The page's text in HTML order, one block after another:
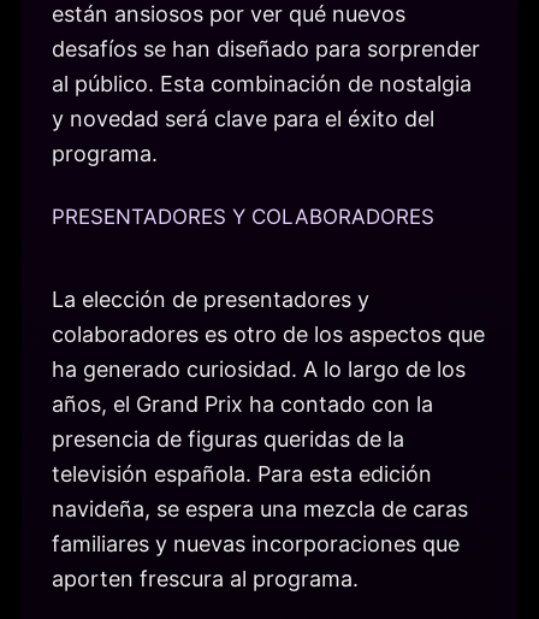
están ansiosos por ver qué nuevos
desafíos se han diseñado para sorprender
al público. Esta combinación de nostalgia
y novedad será clave para el éxito del
programa.
PRESENTADORES Y COLABORADORES
La elección de presentadores y
colaboradores es otro de los aspectos que
ha generado curiosidad. A lo largo de los
años, el Grand Prix ha contado con la
presencia de figuras queridas de la
televisión española. Para esta edición
navideña, se espera una mezcla de caras
familiares y nuevas incorporaciones que
aporten frescura al programa.